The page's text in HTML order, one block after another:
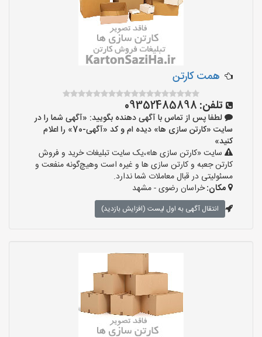
همت کارتن
تلفن: 09352485898
لطفا پس از تماس با آگهی دهنده بگویید: «آگهی شما را در
سایت «کارتن سازی ها» دیده ام و کد «آگهی-70» را اعلام
کنید»
سایت «کارتن سازی ها»،یک سایت تبلیغات خرید و فروش
کارتن جعبه و کارتن سازی ها و غیره است وهیچ‌گونه منفعت و
مسئولیتی در قبال معاملات شما ندارد.
مکان:خراسان رضوی - مشهد
انتقال آگهی به اول لیست (افزایش بازدید)